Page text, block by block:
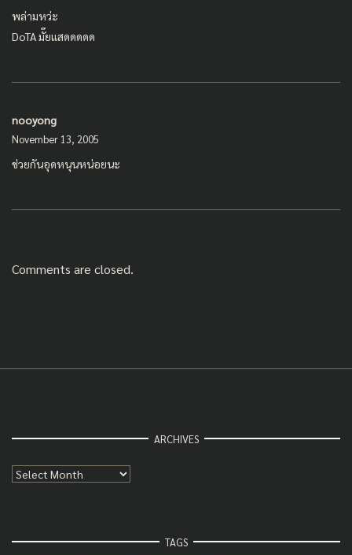
พล่ามหว่ะ
DoTA มั๊ยแสดดดดด
nooyong
November 13, 2005
ช่วยกันอุดหนุนหน่อยนะ
Comments are closed.
ARCHIVES
Archives
TAGS